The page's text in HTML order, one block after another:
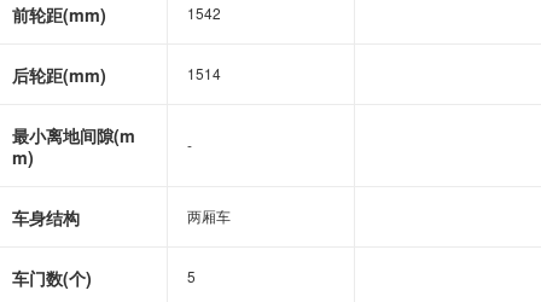
前轮距(mm) 1542
后轮距(mm) 1514
最小离地间隙(m
m)
-
车身结构 两厢车
车门数(个) 5
1542
1514
-
两厢车
5